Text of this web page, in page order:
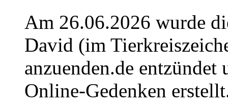
Am 26.06.2026 wurde
David (im
anzuenden.de
Online-Gedenken